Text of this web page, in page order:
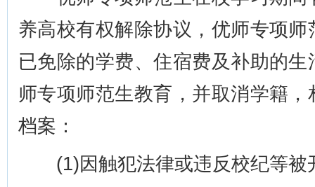
养高校有权解除协议，优师专项
已免除的学费、住宿费及补助的
师专项师范生教育，并取消学籍
档案：
(1)因触犯法律或违反校纪等被